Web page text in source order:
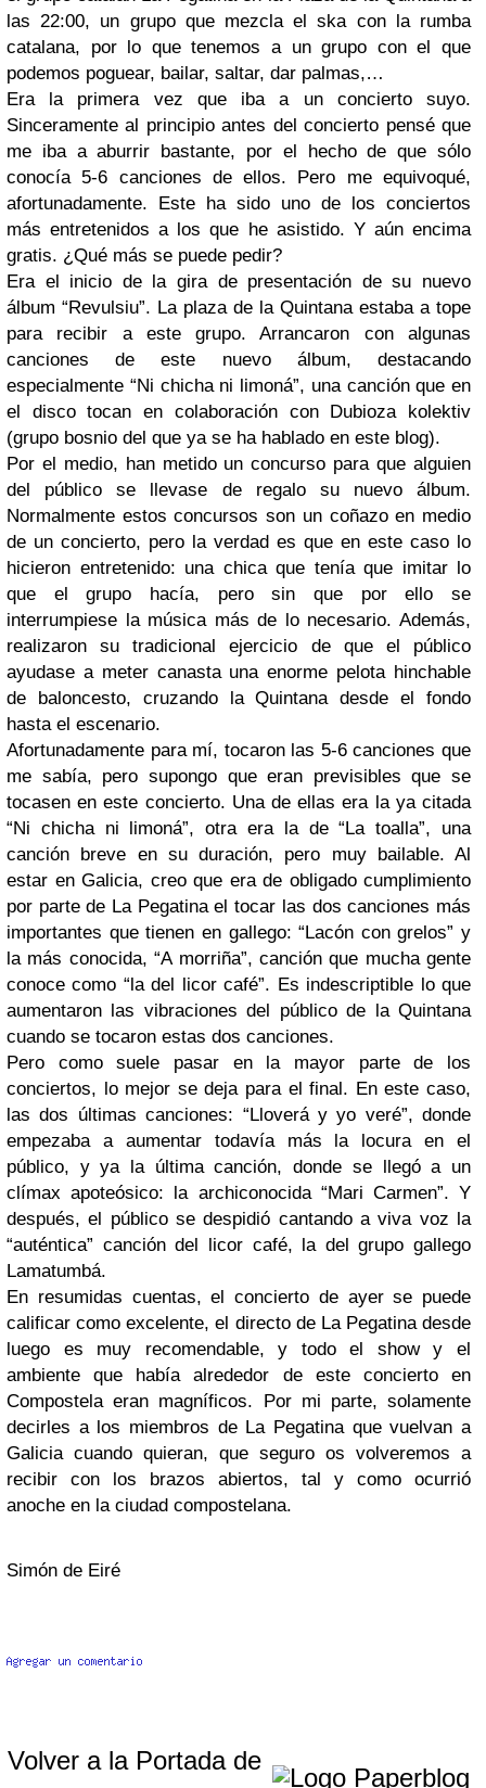
las 22:00, un grupo que mezcla el ska con la rumba
catalana, por lo que tenemos a un grupo con el que
podemos poguear, bailar, saltar, dar palmas,…
Era la primera vez que iba a un concierto suyo.
Sinceramente al principio antes del concierto pensé que
me iba a aburrir bastante, por el hecho de que sólo
conocía 5-6 canciones de ellos. Pero me equivoqué,
afortunadamente. Este ha sido uno de los conciertos
más entretenidos a los que he asistido. Y aún encima
gratis. ¿Qué más se puede pedir?
Era el inicio de la gira de presentación de su nuevo
álbum “Revulsiu”. La plaza de la Quintana estaba a tope
para recibir a este grupo. Arrancaron con algunas
canciones de este nuevo álbum, destacando
especialmente “Ni chicha ni limoná”, una canción que en
el disco tocan en colaboración con Dubioza kolektiv
(grupo bosnio del que ya se ha hablado en este blog).
Por el medio, han metido un concurso para que alguien
del público se llevase de regalo su nuevo álbum.
Normalmente estos concursos son un coñazo en medio
de un concierto, pero la verdad es que en este caso lo
hicieron entretenido: una chica que tenía que imitar lo
que el grupo hacía, pero sin que por ello se
interrumpiese la música más de lo necesario. Además,
realizaron su tradicional ejercicio de que el público
ayudase a meter canasta una enorme pelota hinchable
de baloncesto, cruzando la Quintana desde el fondo
hasta el escenario.
Afortunadamente para mí, tocaron las 5-6 canciones que
me sabía, pero supongo que eran previsibles que se
tocasen en este concierto. Una de ellas era la ya citada
“Ni chicha ni limoná”, otra era la de “La toalla”, una
canción breve en su duración, pero muy bailable. Al
estar en Galicia, creo que era de obligado cumplimiento
por parte de La Pegatina el tocar las dos canciones más
importantes que tienen en gallego: “Lacón con grelos” y
la más conocida, “A morriña”, canción que mucha gente
conoce como “la del licor café”. Es indescriptible lo que
aumentaron las vibraciones del público de la Quintana
cuando se tocaron estas dos canciones.
Pero como suele pasar en la mayor parte de los
conciertos, lo mejor se deja para el final. En este caso,
las dos últimas canciones: “Lloverá y yo veré”, donde
empezaba a aumentar todavía más la locura en el
público, y ya la última canción, donde se llegó a un
clímax apoteósico: la archiconocida “Mari Carmen”. Y
después, el público se despidió cantando a viva voz la
“auténtica” canción del licor café, la del grupo gallego
Lamatumbá.
En resumidas cuentas, el concierto de ayer se puede
calificar como excelente, el directo de La Pegatina desde
luego es muy recomendable, y todo el show y el
ambiente que había alrededor de este concierto en
Compostela eran magníficos. Por mi parte, solamente
decirles a los miembros de La Pegatina que vuelvan a
Galicia cuando quieran, que seguro os volveremos a
recibir con los brazos abiertos, tal y como ocurrió
anoche en la ciudad compostelana.
Simón de Eiré
Volver a la Portada de